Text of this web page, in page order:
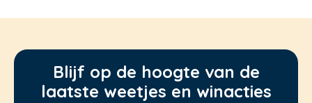
Blijf op de hoogte van de
laatste weetjes en winacties